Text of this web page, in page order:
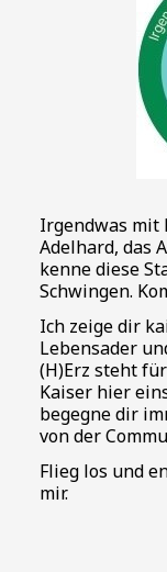
Irgendwas mit
Adelhard, das
kenne diese
Schwingen.
Ich zeige dir
Lebensader
(H)Erz steht
Kaiser hier
begegne dir
von der
Flieg los und
mir.